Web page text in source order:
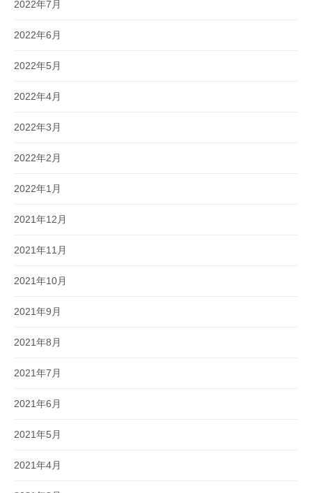
2022年7月
2022年6月
2022年5月
2022年4月
2022年3月
2022年2月
2022年1月
2021年12月
2021年11月
2021年10月
2021年9月
2021年8月
2021年7月
2021年6月
2021年5月
2021年4月